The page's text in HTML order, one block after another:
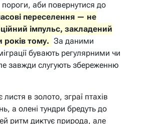
аби повернутися до
переселення — не
імпульс, закладений
років тому. За даними
бувають регулярними чи
завжди слугують збереженню
в золото, зграї птахів
а олені тундри бредуть до
ритм диктує природа, але